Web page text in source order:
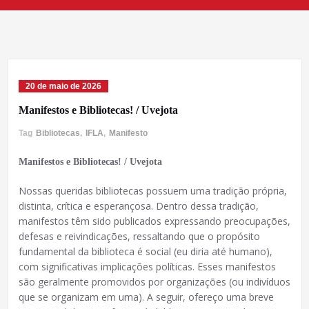
20 de maio de 2026
Manifestos e Bibliotecas! / Uvejota
Tag Bibliotecas, IFLA, Manifesto
Manifestos e Bibliotecas! / Uvejota
Nossas queridas bibliotecas possuem uma tradição própria,
distinta, crítica e esperançosa. Dentro dessa tradição,
manifestos têm sido publicados expressando preocupações,
defesas e reivindicações, ressaltando que o propósito
fundamental da biblioteca é social (eu diria até humano),
com significativas implicações políticas. Esses manifestos
são geralmente promovidos por organizações (ou indivíduos
que se organizam em uma). A seguir, ofereço uma breve